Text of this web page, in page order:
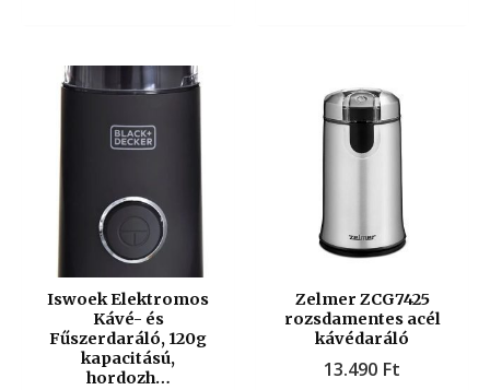
Iswoek Elektromos
Kávé- és
Fűszerdaráló, 120g
kapacitású,
hordozh…
Zelmer ZCG7425
rozsdamentes acél
kávédaráló
13.490 Ft